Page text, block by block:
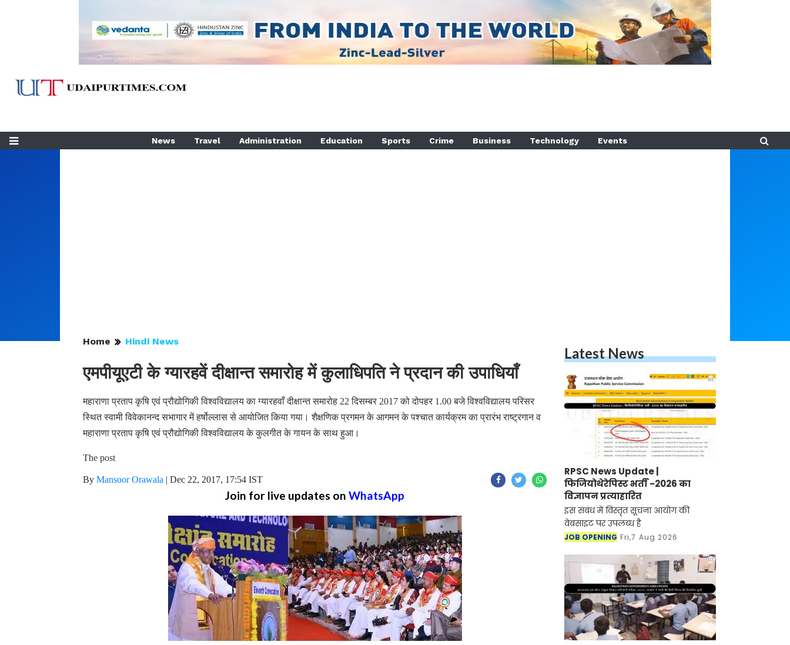
News Travel Administration Education Sports Crime Business Technology Events
Home Hindi News
एमपीयूएटी के ग्यारहवें दीक्षान्त समारोह में कुलाधिपति ने प्रदान की उपाधियाँ
महाराणा प्रताप कृषि एवं प्रौद्योगिकी विश्वविद्यालय का ग्यारहवाँ दीक्षान्त समारोह 22 दिसम्बर 2017 को दोपहर 1.00 बजे विश्वविद्यालय परिसर
स्थित स्वामी विवेकानन्द सभागार में हर्षोल्लास से आयोजित किया गया। शैक्षणिक प्रगमन के आगमन के पश्चात कार्यक्रम का प्रारंभ राष्ट्रगान व
महाराणा प्रताप कृषि एवं प्रौद्योगिकी विश्वविद्यालय के कुलगीत के गायन के साथ हुआ।
The post
By Mansoor Orawala | Dec 22, 2017, 17:54 IST
Join for live updates on WhatsApp
Latest News
RPSC News Update |
फिजियोथेरेपिस्ट भर्ती -2026 का
विज्ञापन प्रत्याहारित
इस संबंध में विस्तृत सूचना आयोग की
वेबसाइट पर उपलब्ध है
JOB OPENING Fri,7 Aug 2026